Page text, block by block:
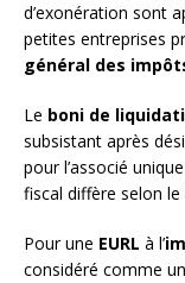
d’exonération sont
petites entreprises
général des
Le boni de
subsistant après
pour l’associé
fiscal diffère selon le
Pour une EURL à l’
considéré comme